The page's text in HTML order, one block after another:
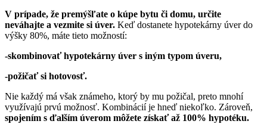
V prípade, že premýšľate o kúpe bytu či domu, určite
neváhajte a vezmite si úver. Keď dostanete hypotekárny úver do
výšky 80%, máte tieto možností:
-skombinovať hypotekárny úver s iným typom úveru,
-požičať si hotovosť.
Nie každý má však známeho, ktorý by mu požičal, preto mnohí
využívajú prvú možnosť. Kombinácií je hneď niekoľko. Zároveň,
spojením s ďalším úverom môžete získať až 100% hypotéku.